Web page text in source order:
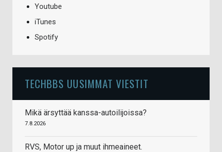
Youtube
iTunes
Spotify
TECHBBS UUSIMMAT VIESTIT
Mikä ärsyttää kanssa-autoilijoissa?
7.8.2026
RVS, Motor up ja muut ihmeaineet.